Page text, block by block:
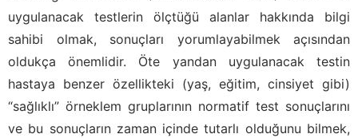
uygulanacak testlerin ölçtüğü alanlar hakkında bilgi
sahibi olmak, sonuçları yorumlayabilmek açısından
oldukça önemlidir. Öte yandan uygulanacak testin
hastaya benzer özellikteki (yaş, eğitim, cinsiyet gibi)
“sağlıklı” örneklem gruplarının normatif test sonuçlarını
ve bu sonuçların zaman içinde tutarlı olduğunu bilmek,